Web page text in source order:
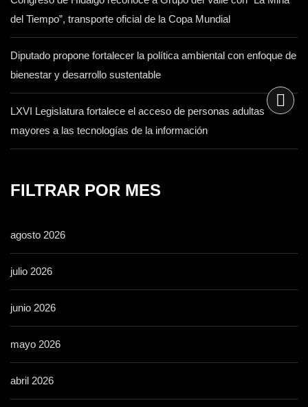
del Tiempo”, transporte oficial de la Copa Mundial
Diputado propone fortalecer la política ambiental con enfoque de
bienestar y desarrollo sustentable
LXVI Legislatura fortalece el acceso de personas adultas
mayores a las tecnologías de la información
FILTRAR POR MES
agosto 2026
julio 2026
junio 2026
mayo 2026
abril 2026